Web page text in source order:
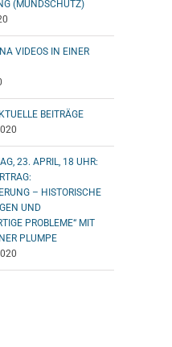
(MUNDSCHUTZ)
VIDEOS IN EINER
BEITRÄGE
23. APRIL, 18 UHR:
– HISTORISCHE
UND
PROBLEME“ MIT
PLUMPE